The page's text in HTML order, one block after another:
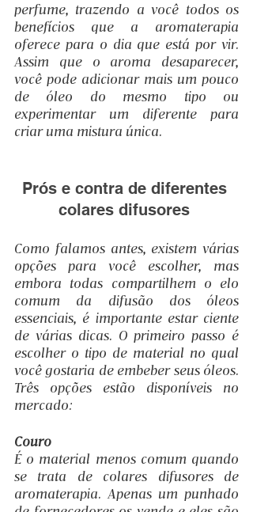
perfume, trazendo a você todos os
benefícios que a aromaterapia
oferece para o dia que está por vir.
Assim que o aroma desaparecer,
você pode adicionar mais um pouco
de óleo do mesmo tipo ou
experimentar um diferente para
criar uma mistura única.
Prós e contra de diferentes
colares difusores
Como falamos antes, existem várias
opções para você escolher, mas
embora todas compartilhem o elo
comum da difusão dos óleos
essenciais, é importante estar ciente
de várias dicas. O primeiro passo é
escolher o tipo de material no qual
você gostaria de embeber seus óleos.
Três opções estão disponíveis no
mercado:
Couro
É o material menos comum quando
se trata de colares difusores de
aromaterapia. Apenas um punhado